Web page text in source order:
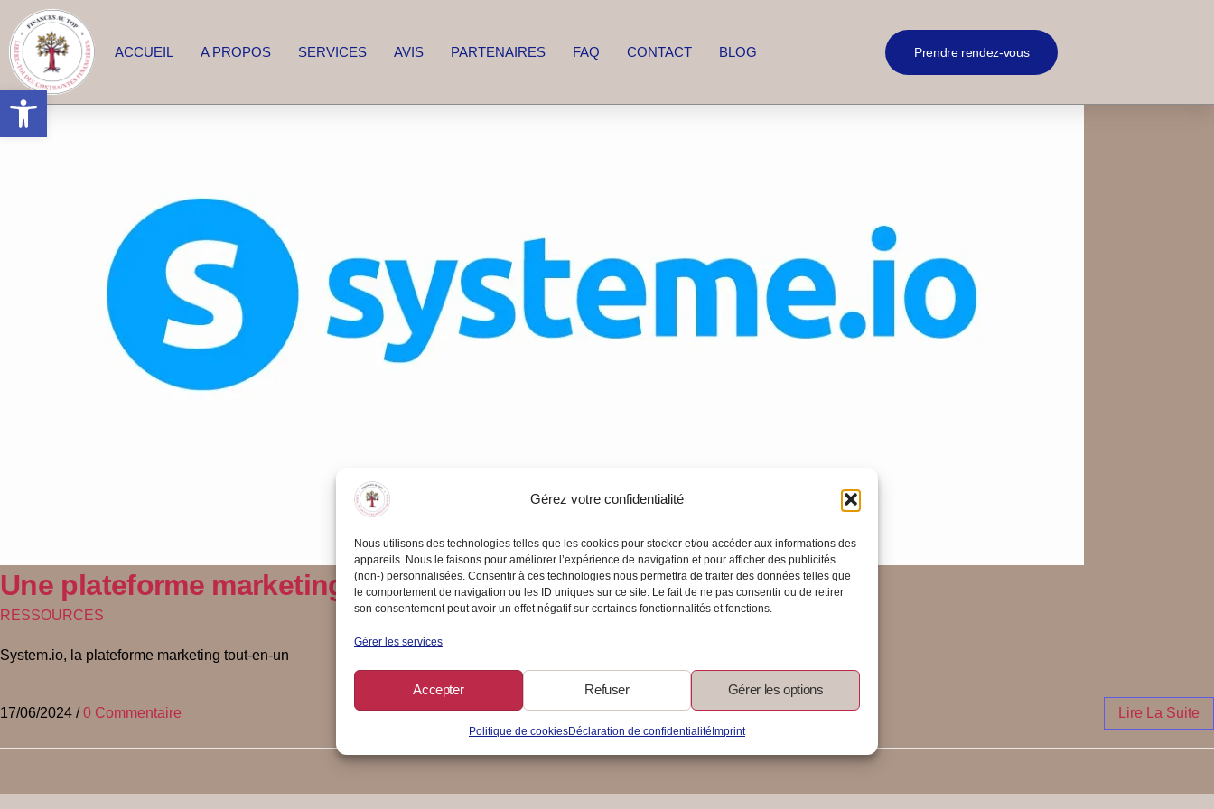
Gérez votre confidentialité
Nous utilisons des technologies telles que les cookies pour stocker et/ou accéder aux informations des
appareils. Nous le faisons pour améliorer l’expérience de navigation et pour afficher des publicités
(non-) personnalisées. Consentir à ces technologies nous permettra de traiter des données telles que
le comportement de navigation ou les ID uniques sur ce site. Le fait de ne pas consentir ou de retirer
son consentement peut avoir un effet négatif sur certaines fonctionnalités et fonctions.
Gérer les services
Accepter Refuser Gérer les options
Politique de cookiesDéclaration de confidentialitéImprint
Ouvrir la barre d’outils
ACCUEIL A PROPOS SERVICES AVIS PARTENAIRES FAQ CONTACT BLOG Prendre rendez-vous
Une plateforme marketing tout-en-un
RESSOURCES
System.io, la plateforme marketing tout-en-un
17/06/2024 / 0 Commentaire Lire La Suite